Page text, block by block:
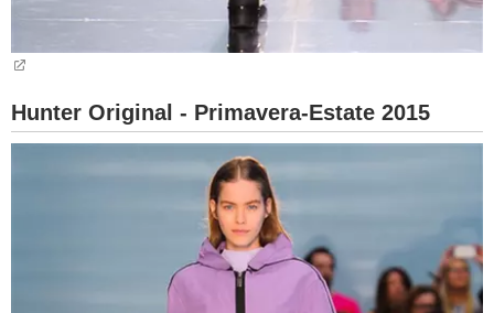
Hunter Original - Primavera-Estate 2015